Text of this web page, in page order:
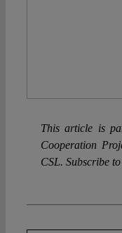
This article is
Cooperation
CSL. Subscribe